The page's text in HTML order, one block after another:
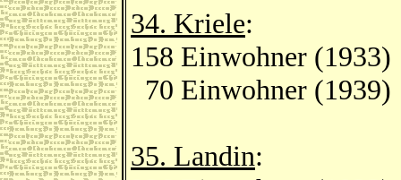
34. Kriele:
158 Einwohner (1933)
70 Einwohner (1939)
35. Landin: